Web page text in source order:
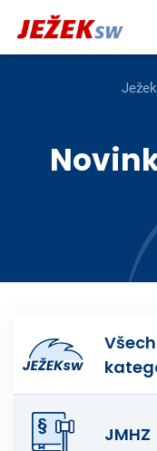
Ježek
JMHZ